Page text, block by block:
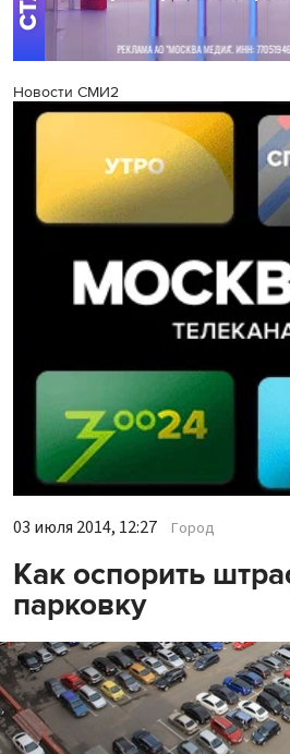
Новости СМИ2
03 июля 2014, 12:27 Город
Как оспорить
парковку